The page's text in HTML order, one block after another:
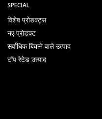
SPECIAL
विशेष प्रोडक्ट्स
नए प्रोडक्ट
सर्वाधिक बिकने वाले उत्पाद
टॉप रेटेड उत्पाद